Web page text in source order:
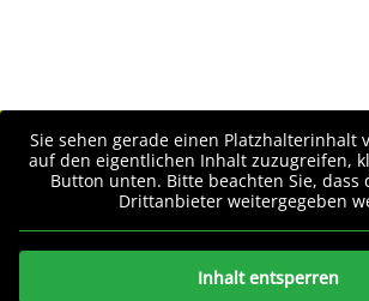
Sie sehen gerade einen Platzhalterinhalt
auf den eigentlichen Inhalt zuzugreifen,
Button unten. Bitte beachten Sie, dass
Drittanbieter weitergegeben
Inhalt entsperren